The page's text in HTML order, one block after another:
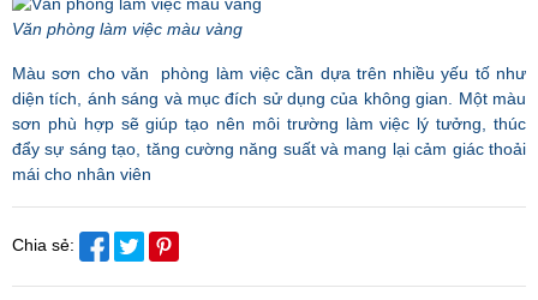
Văn phòng làm việc màu vàng
Màu sơn cho văn phòng làm việc cần dựa trên nhiều yếu tố như
diện tích, ánh sáng và mục đích sử dụng của không gian. Một màu
sơn phù hợp sẽ giúp tạo nên môi trường làm việc lý tưởng, thúc
đẩy sự sáng tạo, tăng cường năng suất và mang lại cảm giác thoải
mái cho nhân viên
Chia sẻ: